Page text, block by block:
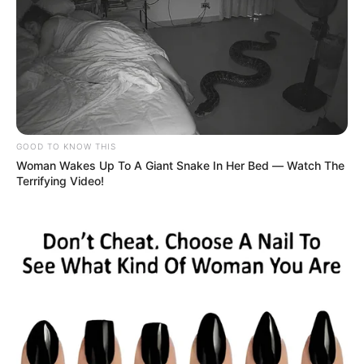
Por:Juan David Quijano Castillo
Junio 13, 2026
COMPARTIR
UNIRSE AL CANAL DE WHATSAPP
en Santander, luego de culminar procesos de atención,
rehabilitación y valoración realizados por elCentro de
Atención y Valoración de Fauna Silvestre (CAV)de la
La jornada, desarrollada en una zona estratégica del
departamento, permitió el retorno de aproximadamente
80 tortugas pertenecientes a diferentes especies, entre
GOOD TO KNOW THIS
Woman Wakes Up To A Giant Snake In Her Bed — Watch The
Terrifying Video!